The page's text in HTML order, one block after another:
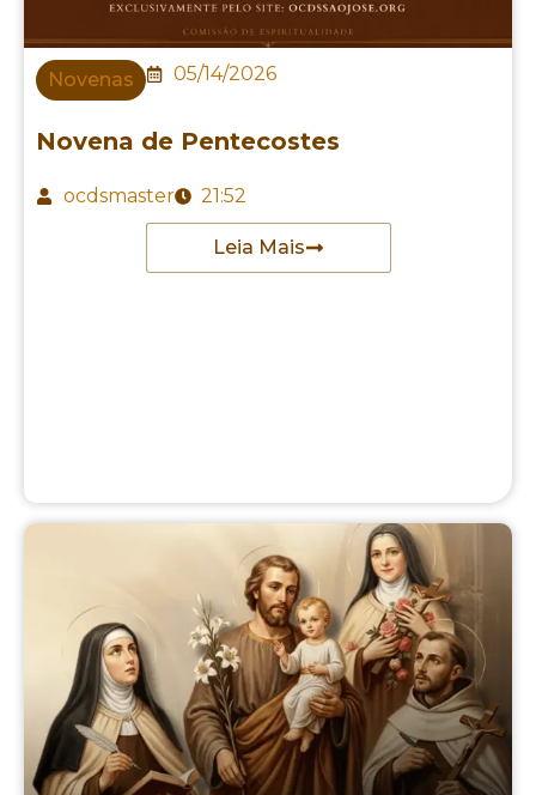
Novenas 05/14/2026
Novena de Pentecostes
ocdsmaster 21:52
Leia Mais